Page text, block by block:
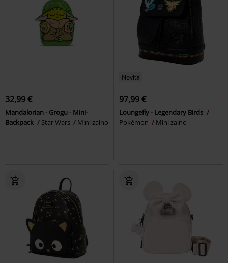
32,99 €
Mandalorian - Grogu - Mini-
Backpack
Star Wars Mini zaino
Novità
97,99 €
Loungefly - Legendary Birds
Pokémon
Mini zaino